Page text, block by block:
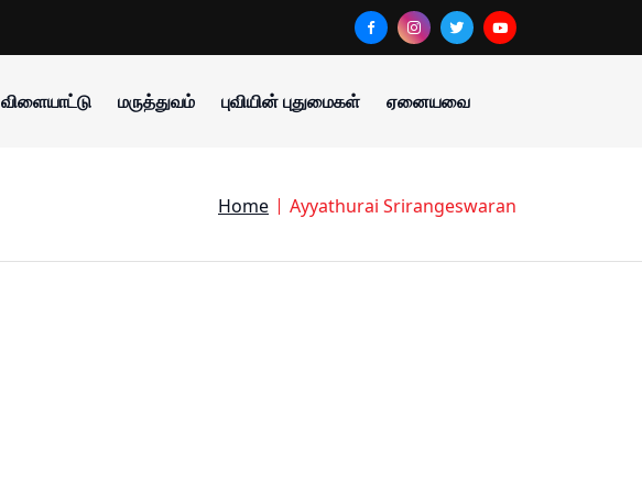
விளையாட்டு மருத்துவம் புவியின் புதுமைகள் ஏனையவை
Home Ayyathurai Srirangeswaran